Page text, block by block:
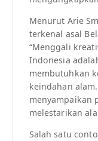
Menurut Arie
terkenal asal
“Menggali
Indonesia
membutuhkan
keindahan
menyampaikan
melestarikan
Salah satu